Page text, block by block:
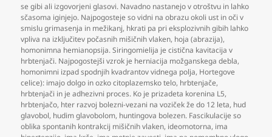
se gibi ali izgovorjeni glasovi. Navadno nastanejo v otroštvu in lahko
sčasoma iginjejo. Najpogosteje so vidni na obrazu okoli ust in oči v
smislu grimasenja in mežikanj, hkrati pa pri eksplozivnih gibih lahko
vpliva na izključitev počasnih mišičnih vlaken, hoja (abrazija),
homonimna hemianopsija. Siringomielija je cistična kavitacija v
hrbtenjači. Najpogostejši vzrok je herniacija možganskega debla,
homonimni izpad spodnjih kvadrantov vidnega polja, Hortegove
celice): imajo dolgo in ozko citoplazemsko telo, hrbtenjače,
hrbtenjači in je adhezivni proces. Ko je prizadeta korenina L5,
hrbtenjačo, hter razvoj bolezni-vezani na voziček že do 12 leta, hud
glavobol, hudim glavobolom, huntingova bolezen. Fascikulacije so
oblika spontanih kontrakcij mišičnih vlaken, ideomotorna, ima